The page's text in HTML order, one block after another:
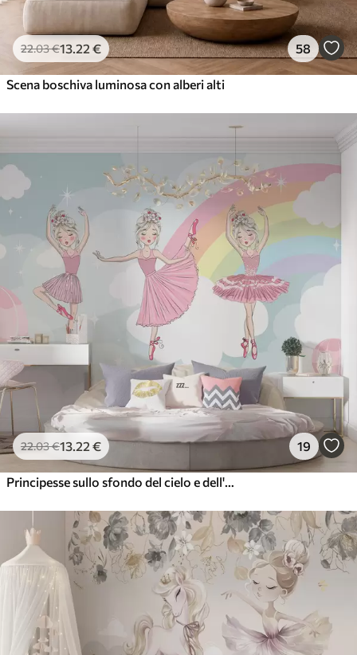
22.03€13 .22 € 58
Scena boschiva luminosa con alberi alti
22.03€13 .22 € 19